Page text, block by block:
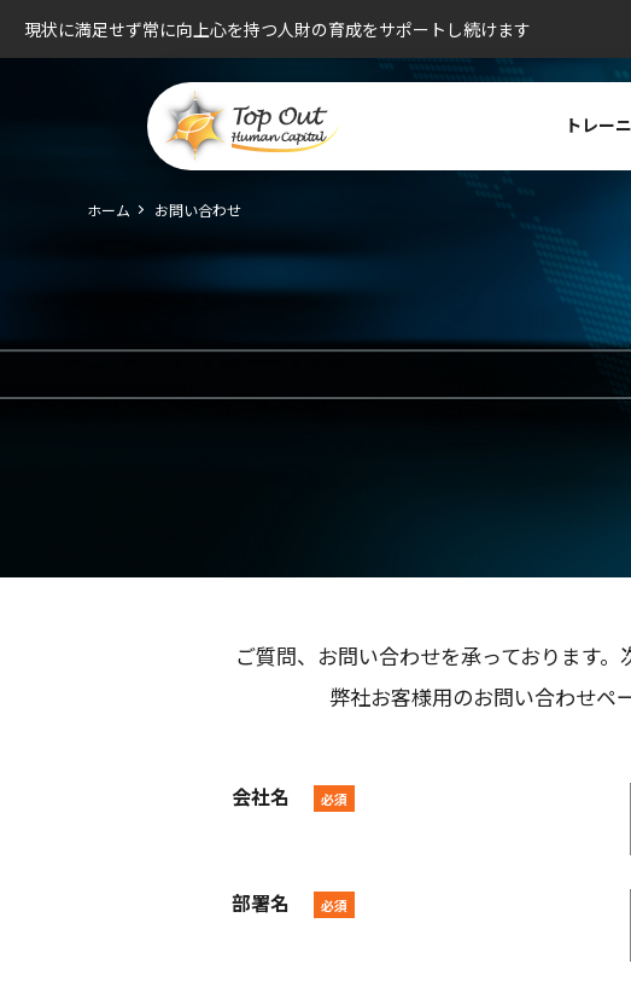
現状に満足せず常に向上心を持つ人財の育成をサポートし続けます
トレー
ホーム お問い合わせ
ご質問、お問い合わせを承っております
弊社お客様用のお問い合わせペ
会社名
部署名